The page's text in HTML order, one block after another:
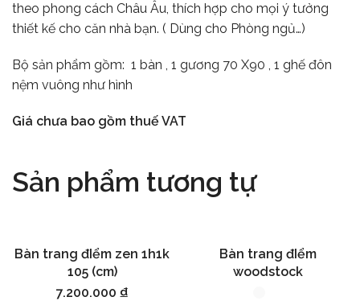
theo phong cách Châu Âu, thích hợp cho mọi ý tưởng
thiết kế cho căn nhà bạn. ( Dùng cho Phòng ngủ…)
Bộ sản phẩm gồm: 1 bàn , 1 gương 70 X90 , 1 ghế đôn
nệm vuông như hình
Giá chưa bao gồm thuế VAT
Sản phẩm tương tự
Thêm vào giỏ hàng
Bàn trang đIểm zen 1h1k
105 (cm)
7.200.000 ₫
Chọn
Bàn trang đIểm
woodstock